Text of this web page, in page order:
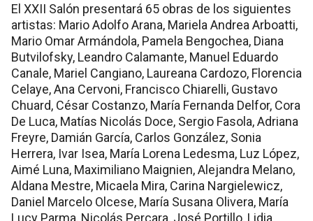
El XXII Salón presentará 65 obras de los siguientes
artistas: Mario Adolfo Arana, Mariela Andrea Arboatti,
Mario Omar Armándola, Pamela Bengochea, Diana
Butvilofsky, Leandro Calamante, Manuel Eduardo
Canale, Mariel Cangiano, Laureana Cardozo, Florencia
Celaye, Ana Cervoni, Francisco Chiarelli, Gustavo
Chuard, César Costanzo, María Fernanda Delfor, Cora
De Luca, Matías Nicolás Doce, Sergio Fasola, Adriana
Freyre, Damián García, Carlos González, Sonia
Herrera, Ivar Isea, María Lorena Ledesma, Luz López,
Aimé Luna, Maximiliano Maignien, Alejandra Melano,
Aldana Mestre, Micaela Mira, Carina Nargielewicz,
Daniel Marcelo Olcese, María Susana Olivera, María
Lucy Parma, Nicolás Percara, José Portillo, Lidia